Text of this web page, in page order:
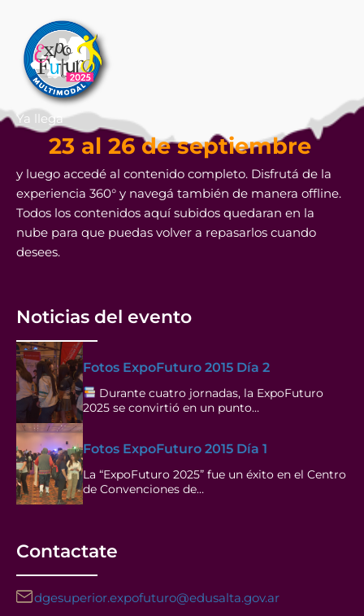
Ya llega
23 al 26 de septiembre
y luego accedé al contenido completo. Disfrutá de la
experiencia 360° y navegá también de manera offline.
Todos los contenidos aquí subidos quedaran en la
nube para que puedas volver a repasarlos cuando
desees.
Noticias del evento
Fotos ExpoFuturo 2015 Día 2
Durante cuatro jornadas, la ExpoFuturo
2025 se convirtió en un punto…
Fotos ExpoFuturo 2015 Día 1
La “ExpoFuturo 2025” fue un éxito en el Centro
de Convenciones de…
Contactate
dgesuperior.expofuturo@edusalta.gov.ar